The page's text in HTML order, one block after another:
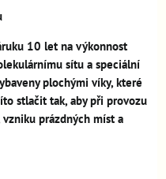
10 let na výkonnost
sítu a speciální
plochými víky, které
stlačit tak, aby při provozu
prázdných míst a